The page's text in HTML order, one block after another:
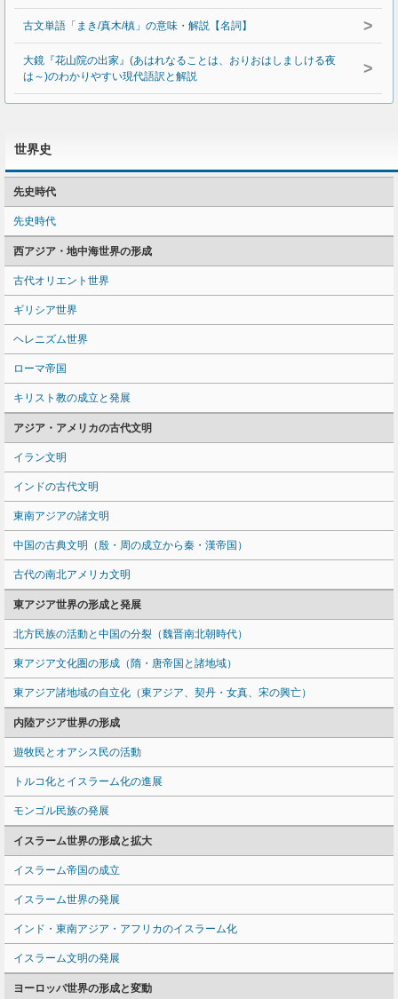
古文単語「まき/真木/槙」の意味・解説【名詞】 >
大鏡『花山院の出家』(あはれなることは、おりおはしましける夜
は～)のわかりやすい現代語訳と解説
>
世界史
先史時代
先史時代
西アジア・地中海世界の形成
古代オリエント世界
ギリシア世界
ヘレニズム世界
ローマ帝国
キリスト教の成立と発展
アジア・アメリカの古代文明
イラン文明
インドの古代文明
東南アジアの諸文明
中国の古典文明（殷・周の成立から秦・漢帝国）
古代の南北アメリカ文明
東アジア世界の形成と発展
北方民族の活動と中国の分裂（魏晋南北朝時代）
東アジア文化圏の形成（隋・唐帝国と諸地域）
東アジア諸地域の自立化（東アジア、契丹・女真、宋の興亡）
内陸アジア世界の形成
遊牧民とオアシス民の活動
トルコ化とイスラーム化の進展
モンゴル民族の発展
イスラーム世界の形成と拡大
イスラーム帝国の成立
イスラーム世界の発展
インド・東南アジア・アフリカのイスラーム化
イスラーム文明の発展
ヨーロッパ世界の形成と変動